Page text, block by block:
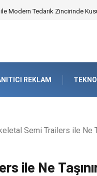
Seti ile Evinizde Dijitalden Uzak
REKLAM
Semi Trailers ile Ne
ile Ne